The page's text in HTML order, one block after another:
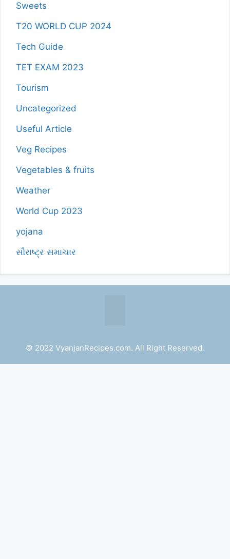
Sweets
T20 WORLD CUP 2024
Tech Guide
TET EXAM 2023
Tourism
Uncategorized
Useful Article
Veg Recipes
Vegetables & fruits
Weather
World Cup 2023
yojana
સૌરાષ્ટ્ર સમાચાર
© 2022 VyanjanRecipes.com. All Right Reserved.